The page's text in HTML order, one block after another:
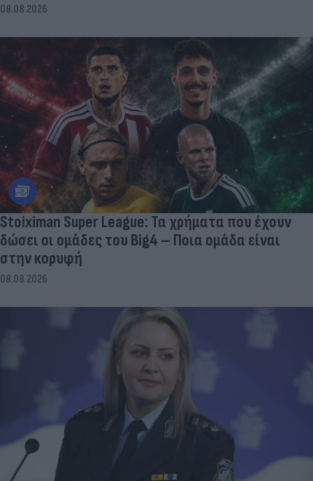
08.08.2026
Stoiximan Super League: Τα χρήματα που έχουν
δώσει οι ομάδες του Big4 – Ποια ομάδα είναι
στην κορυφή
08.08.2026